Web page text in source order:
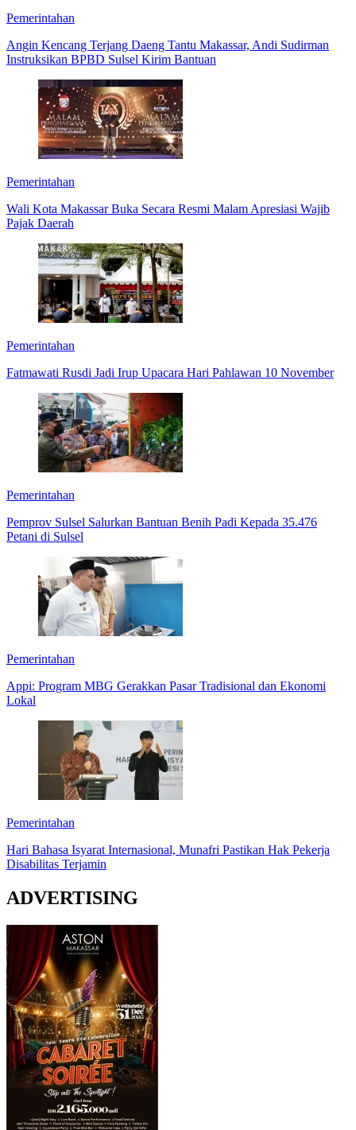
Pemerintahan
Angin Kencang Terjang Daeng Tantu Makassar, Andi Sudirman
Instruksikan BPBD Sulsel Kirim Bantuan
Pemerintahan
Wali Kota Makassar Buka Secara Resmi Malam Apresiasi Wajib
Pajak Daerah
Pemerintahan
Fatmawati Rusdi Jadi Irup Upacara Hari Pahlawan 10 November
Pemerintahan
Pemprov Sulsel Salurkan Bantuan Benih Padi Kepada 35.476
Petani di Sulsel
Pemerintahan
Appi: Program MBG Gerakkan Pasar Tradisional dan Ekonomi
Lokal
Pemerintahan
Hari Bahasa Isyarat Internasional, Munafri Pastikan Hak Pekerja
Disabilitas Terjamin
ADVERTISING